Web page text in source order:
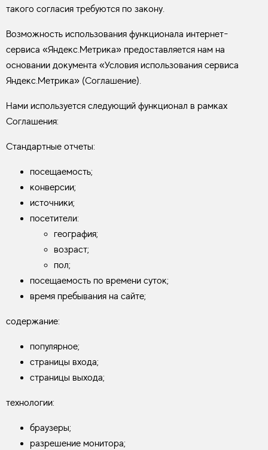
такого согласия требуются по закону.
Возможность использования функционала интернет-
сервиса «Яндекс.Метрика» предоставляется нам на
основании документа «Условия использования сервиса
Яндекс.Метрика» (Соглашение).
Нами используется следующий функционал в рамках
Соглашения:
Стандартные отчеты:
посещаемость;
конверсии;
источники;
посетители:
география;
возраст;
пол;
посещаемость по времени суток;
время пребывания на сайте;
содержание:
популярное;
страницы входа;
страницы выхода;
технологии:
браузеры;
разрешение монитора;